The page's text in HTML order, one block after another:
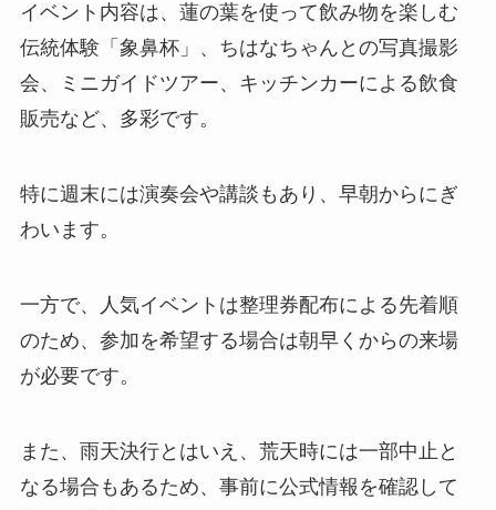
イベント内容は、蓮の葉を使って飲み物を楽しむ
伝統体験「象鼻杯」、ちはなちゃんとの写真撮影
会、ミニガイドツアー、キッチンカーによる飲食
販売など、多彩です。
特に週末には演奏会や講談もあり、早朝からにぎ
わいます。
一方で、人気イベントは整理券配布による先着順
のため、参加を希望する場合は朝早くからの来場
が必要です。
また、雨天決行とはいえ、荒天時には一部中止と
なる場合もあるため、事前に公式情報を確認して